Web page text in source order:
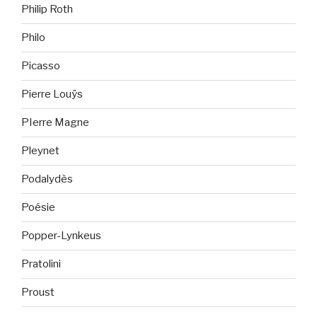
Philip Roth
Philo
Picasso
Pierre Louÿs
PIerre Magne
Pleynet
Podalydès
Poésie
Popper-Lynkeus
Pratolini
Proust